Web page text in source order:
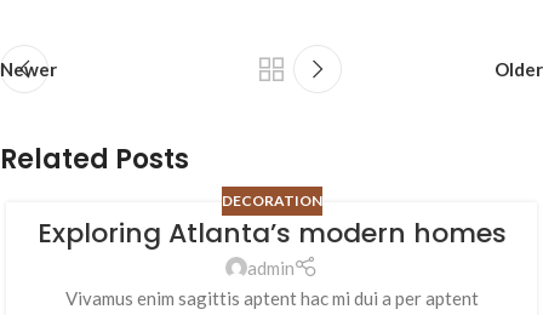
Newer Older
Related Posts
DECORATION
Exploring Atlanta’s modern homes
admin
Vivamus enim sagittis aptent hac mi dui a per aptent